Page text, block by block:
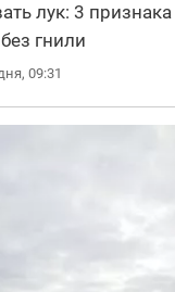
лук: 3
гнили
09:31